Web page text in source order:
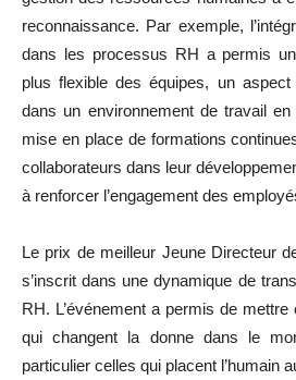
reconnaissance. Par exemple,
dans les processus RH a permis
plus flexible des équipes, un aspect
dans un environnement de travail
mise en place de formations
collaborateurs dans leur
à renforcer l’engagement des
Le prix de meilleur Jeune Directeur
s’inscrit dans une dynamique de
RH. L’événement a permis de
qui changent la donne dans le
particulier celles qui placent l’humain